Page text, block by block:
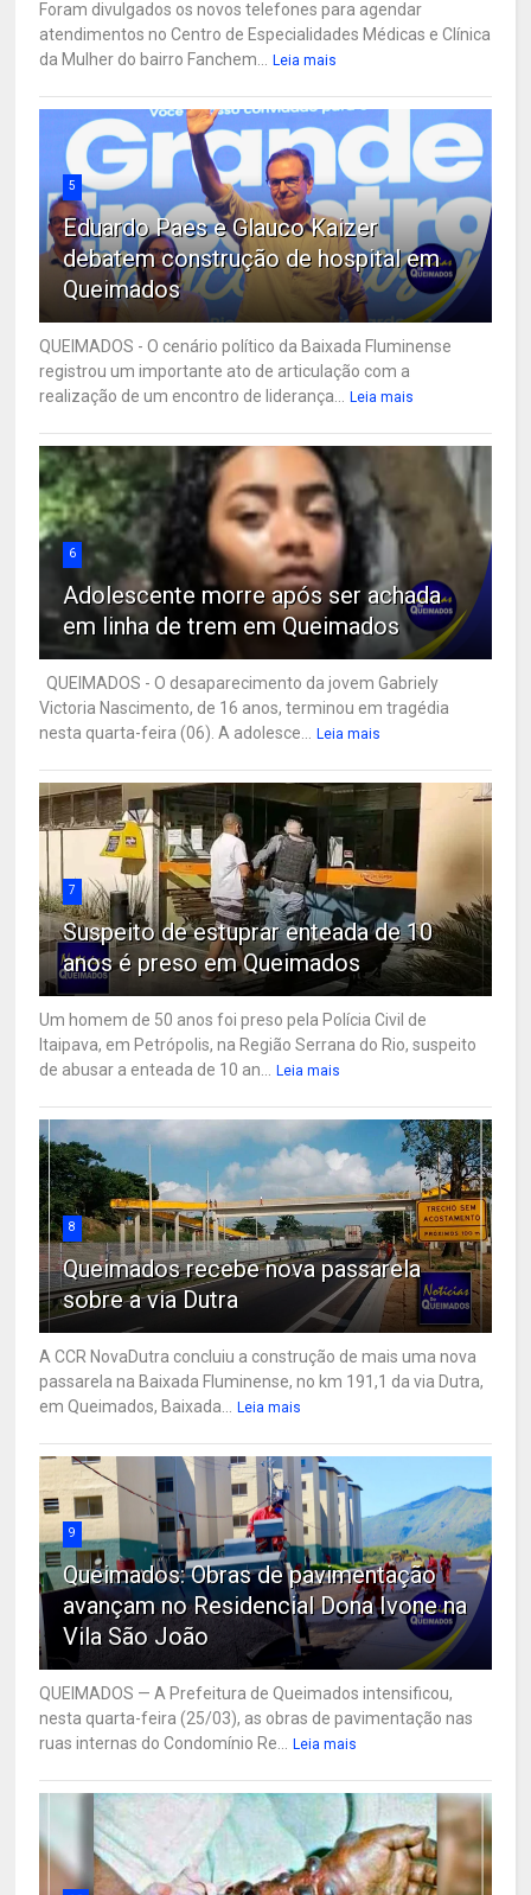
Foram divulgados os novos telefones para agendar
atendimentos no Centro de Especialidades Médicas e Clínica
da Mulher do bairro Fanchem...
Leia mais
5
Eduardo Paes e Glauco Kaizer
debatem construção de hospital em
Queimados
QUEIMADOS - O cenário político da Baixada Fluminense
registrou um importante ato de articulação com a
realização de um encontro de liderança...
Leia mais
6
Adolescente morre após ser achada
em linha de trem em Queimados
QUEIMADOS - O desaparecimento da jovem Gabriely
Victoria Nascimento, de 16 anos, terminou em tragédia
nesta quarta-feira (06). A adolesce...
Leia mais
7
Suspeito de estuprar enteada de 10
anos é preso em Queimados
Um homem de 50 anos foi preso pela Polícia Civil de
Itaipava, em Petrópolis, na Região Serrana do Rio, suspeito
de abusar a enteada de 10 an...
Leia mais
8
Queimados recebe nova passarela
sobre a via Dutra
A CCR NovaDutra concluiu a construção de mais uma nova
passarela na Baixada Fluminense, no km 191,1 da via Dutra,
em Queimados, Baixada...
Leia mais
9
Queimados: Obras de pavimentação
avançam no Residencial Dona Ivone na
Vila São João
QUEIMADOS — A Prefeitura de Queimados intensificou,
nesta quarta-feira (25/03), as obras de pavimentação nas
ruas internas do Condomínio Re...
Leia mais